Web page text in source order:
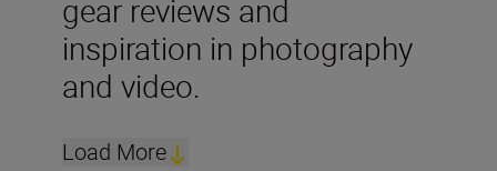
gear reviews and
inspiration in photography
and video.
Load More